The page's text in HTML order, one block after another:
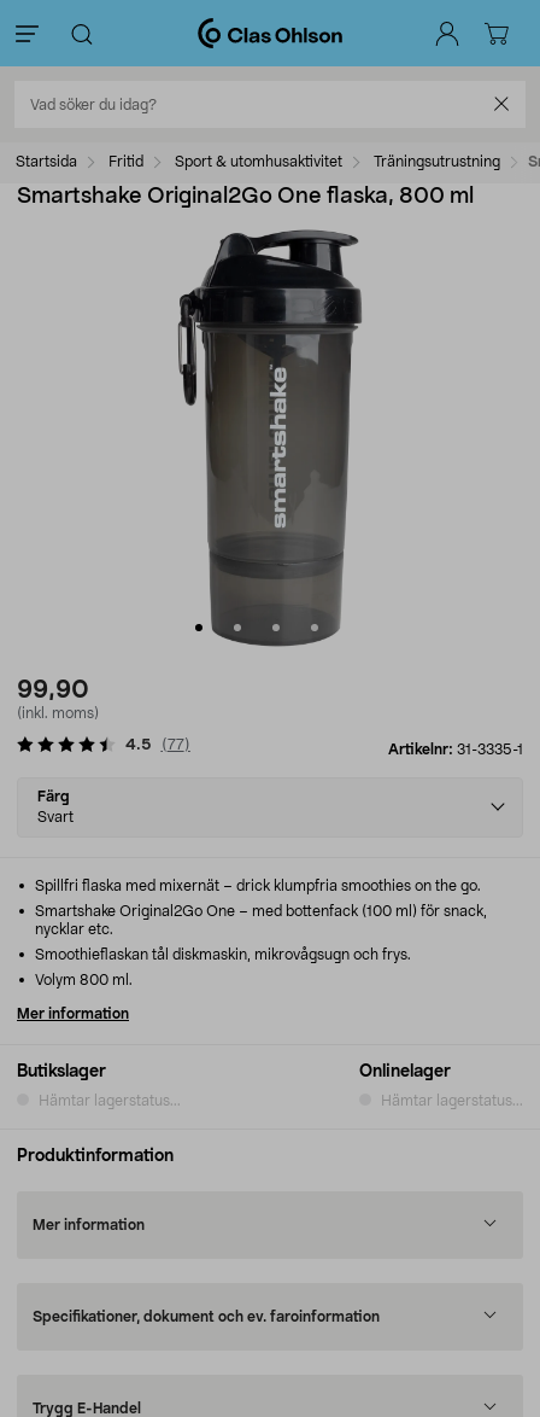
Startsida Fritid Sport & utomhusaktivitet Träningsutrustning
Smartshake Original2Go One flaska, 800 ml
99,90
(inkl. moms)
Artikelnr: 31-3335-1
4.5 (77)
Select
variant
Färg
Svart
Butikslager
Hämtar lagerstatus...
Onlinelager
Hämtar lagerstatus...
Spillfri flaska med mixernät – drick klumpfria smoothies on the go.
Smartshake Original2Go One – med bottenfack (100 ml) för snack,
nycklar etc.
Smoothieflaskan tål diskmaskin, mikrovågsugn och frys.
Volym 800 ml.
Mer information
Produktinformation
Mer information
Specifikationer, dokument och ev. faroinformation
Trygg E-Handel